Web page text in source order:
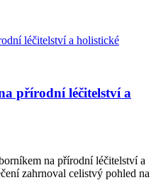
přírodní léčitelství a
na přírodní léčitelství a
zahrnoval celistvý pohled na